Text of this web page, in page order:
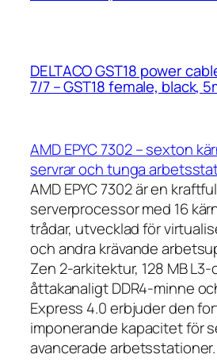
DELTACO GST18 power
7/7 – GST18 female, black,
AMD EPYC 7302 – sexton
servrar och tunga
AMD EPYC 7302 är en
serverprocessor med 16
trådar, utvecklad för
och andra krävande
Zen 2-arkitektur, 128 MB
åttakanaligt DDR4-minne
Express 4.0 erbjuder den
imponerande kapacitet för
avancerade arbetsstationer.